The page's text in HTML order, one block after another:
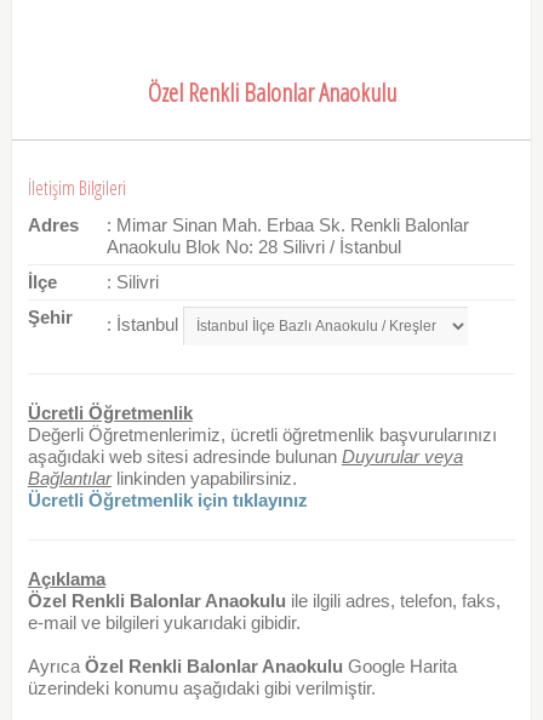
Özel Renkli Balonlar Anaokulu
İletişim Bilgileri
Adres
: Mimar Sinan Mah. Erbaa Sk. Renkli Balonlar
Anaokulu Blok No: 28 Silivri / İstanbul
İlçe
: Silivri
Şehir
: İstanbul
Ücretli Öğretmenlik
Değerli Öğretmenlerimiz, ücretli öğretmenlik başvurularınızı
aşağıdaki web sitesi adresinde bulunan Duyurular veya
Bağlantılarlinkinden yapabilirsiniz.
Ücretli Öğretmenlik için tıklayınız
Açıklama
Özel Renkli Balonlar Anaokulu ile ilgili adres, telefon, faks,
e-mail ve bilgileri yukarıdaki gibidir.
AyrıcaÖzel Renkli Balonlar Anaokulu Google Harita
üzerindeki konumu aşağıdaki gibi verilmiştir.